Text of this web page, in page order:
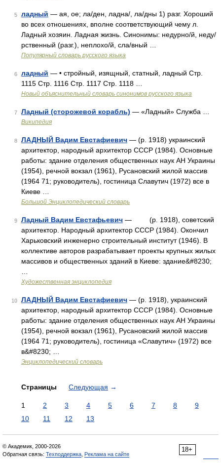
5 ладный — ая, ое; ла/ден, ладна/, ла/дны 1) разг. Хороший
во всех отношениях, вполне соответствующий чему л.
Ладный хозяин. Ладная жизнь. Синонимы: недурно/й, неду/
рственный (разг.), неплохо/й, сла/вный …
Популярный словарь русского языка
6 ладный — • стройный, изящный, статный, ладный Стр.
1115 Стр. 1116 Стр. 1117 Стр. 1118 …
Новый объяснительный словарь синонимов русского языка
7 Ладный (сторожевой корабль) — «Ладный» Служба …
Википедия
8 ЛАДНЫЙ Вадим Евстафиевич — (р. 1918) украинский
архитектор, народный архитектор СССР (1984). Основные
работы: здание отделения общественных наук АН Украины
(1954), речной вокзал (1961), Русановский жилой массив
(1964 71; руководитель), гостиница Славутич (1972) все в
Киеве …
Большой Энциклопедический словарь
9 Ладный Вадим Евстафьевич — (р. 1918), советский
архитектор. Народный архитектор СССР (1984). Окончил
Харьковский инженерно строительный институт (1946). В
коллективе авторов разрабатывает проекты крупных жилых
массивов и общественных зданий в Киеве: здание&#8230;
Художественная энциклопедия
10 ЛАДНЫЙ Вадим Евстафиевич — (р. 1918), украинский
архитектор, народный архитектор СССР (1984). Основные
работы: здание отделения общественных наук АН Украины
(1954), речной вокзал (1961), Русановский жилой массив
(1964 71; руководитель), гостиница «Славутич» (1972) все
в&#8230; …
Энциклопедический словарь
Страницы Следующая →
1 2 3 4 5 6 7 8
9
10
11 12 13
18+
© Академик, 2000-2026
Обратная связь: Техподдержка Реклама на сайте